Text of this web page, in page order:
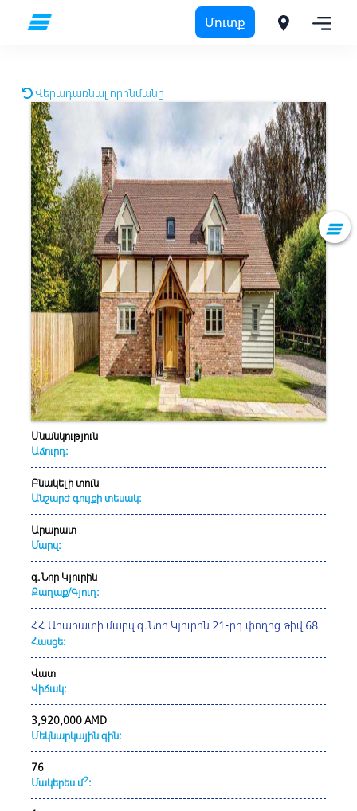
Մուտք
Վերադառնալ որոնմանը
Աճուրդ:
Սնանկություն
Անշարժ գույքի տեսակ:
Բնակելի տուն
Մարզ:
Արարատ
Քաղաք/Գյուղ:
գ.Նոր Կյուրին
Հասցե:
ՀՀ Արարատի մարզ գ.Նոր Կյուրին 21-րդ փողոց թիվ 68
Վիճակ:
Վատ
Մեկնարկային գին:
3,920,000 AMD
Մակերես մ2:
76